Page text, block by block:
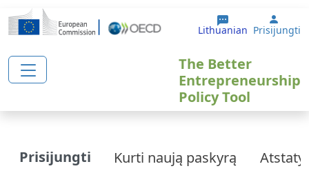
Pereiti į pagrindinį turinį
Lithuanian User
Prisijungti
The Better
Entrepreneurship
Policy Tool
Primary tabs
Prisijungti Kurti naują paskyrą